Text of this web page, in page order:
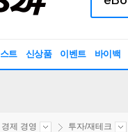
트 신상품 이벤트 바이백
경제 경영 투자/재테크